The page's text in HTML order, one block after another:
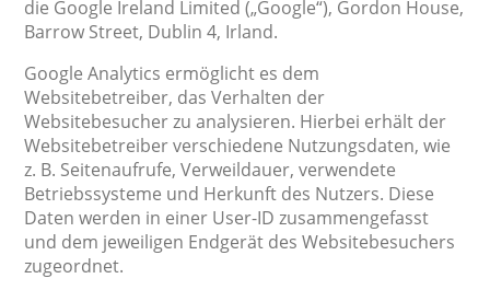
die Google Ireland Limited („Google“), Gordon House,
Barrow Street, Dublin 4, Irland.
Google Analytics ermöglicht es dem
Websitebetreiber, das Verhalten der
Websitebesucher zu analysieren. Hierbei erhält der
Websitebetreiber verschiedene Nutzungsdaten, wie
z. B. Seitenaufrufe, Verweildauer, verwendete
Betriebssysteme und Herkunft des Nutzers. Diese
Daten werden in einer User-ID zusammengefasst
und dem jeweiligen Endgerät des Websitebesuchers
zugeordnet.